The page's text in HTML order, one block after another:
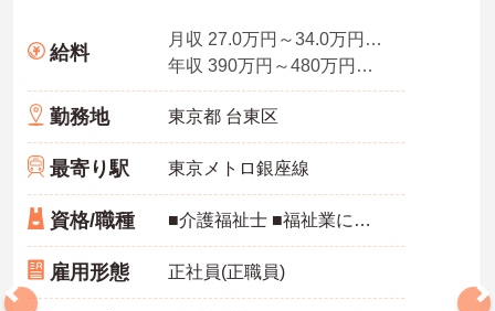
給料
月収 27.0万円～34.0万円程度 ※手当含む
年収 390万円～480万円程度、月収×12ヶ月計算※経験資格による
勤務地 東京都 台東区
最寄り駅 東京メトロ銀座線
資格/職種 ■介護福祉士 ■福祉業に従事し、且つ指導職の経験 ※その他応相談
雇用形態 正社員(正職員)